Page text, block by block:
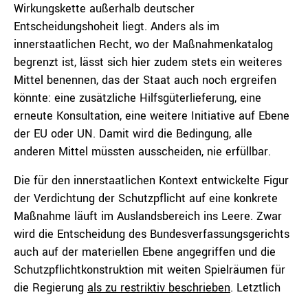
Wirkungskette außerhalb deutscher
Entscheidungshoheit liegt. Anders als im
innerstaatlichen Recht, wo der Maßnahmenkatalog
begrenzt ist, lässt sich hier zudem stets ein weiteres
Mittel benennen, das der Staat auch noch ergreifen
könnte: eine zusätzliche Hilfsgüterlieferung, eine
erneute Konsultation, eine weitere Initiative auf Ebene
der EU oder UN. Damit wird die Bedingung, alle
anderen Mittel müssten ausscheiden, nie erfüllbar.
Die für den innerstaatlichen Kontext entwickelte Figur
der Verdichtung der Schutzpflicht auf eine konkrete
Maßnahme läuft im Auslandsbereich ins Leere. Zwar
wird die Entscheidung des Bundesverfassungsgerichts
auch auf der materiellen Ebene angegriffen und die
Schutzpflichtkonstruktion mit weiten Spielräumen für
die Regierung als zu restriktiv beschrieben. Letztlich